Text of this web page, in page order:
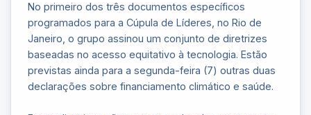
No primeiro dos três documentos específicos
programados para a Cúpula de Líderes, no Rio de
Janeiro, o grupo assinou um conjunto de diretrizes
baseadas no acesso equitativo à tecnologia. Estão
previstas ainda para a segunda-feira (7) outras duas
declarações sobre financiamento climático e saúde.